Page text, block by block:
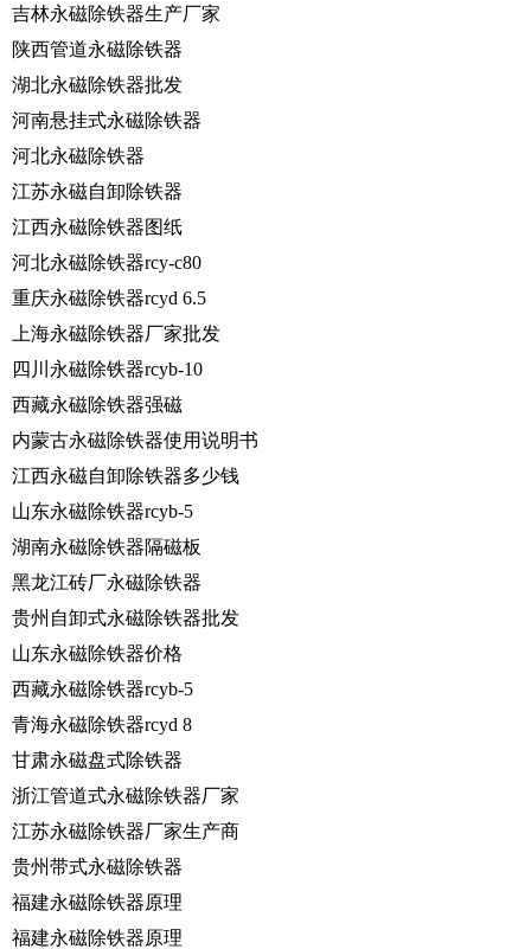
吉林永磁除铁器生产厂家
陕西管道永磁除铁器
湖北永磁除铁器批发
河南悬挂式永磁除铁器
河北永磁除铁器
江苏永磁自卸除铁器
江西永磁除铁器图纸
河北永磁除铁器rcy-c80
重庆永磁除铁器rcyd 6.5
上海永磁除铁器厂家批发
四川永磁除铁器rcyb-10
西藏永磁除铁器强磁
内蒙古永磁除铁器使用说明书
江西永磁自卸除铁器多少钱
山东永磁除铁器rcyb-5
湖南永磁除铁器隔磁板
黑龙江砖厂永磁除铁器
贵州自卸式永磁除铁器批发
山东永磁除铁器价格
西藏永磁除铁器rcyb-5
青海永磁除铁器rcyd 8
甘肃永磁盘式除铁器
浙江管道式永磁除铁器厂家
江苏永磁除铁器厂家生产商
贵州带式永磁除铁器
福建永磁除铁器原理
福建永磁除铁器原理